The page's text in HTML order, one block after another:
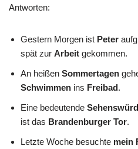
Antworten:
Gestern Morgen ist Peter
spät zur Arbeit gekommen.
An heißen Sommertagen
Schwimmen ins Freibad.
Eine bedeutende
ist das Brandenburger Tor.
Letzte Woche besuchte mein